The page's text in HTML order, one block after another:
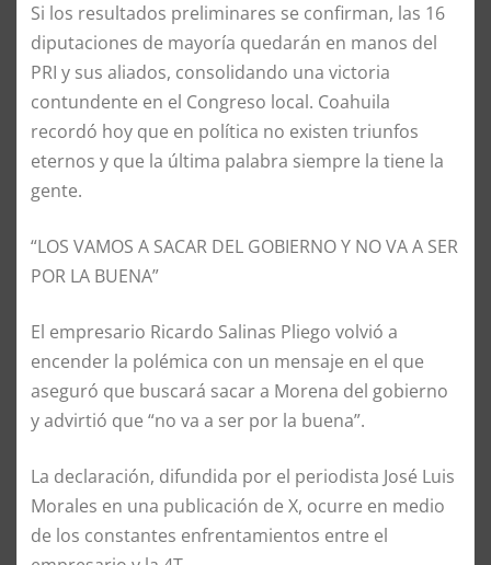
Si los resultados preliminares se confirman, las 16
diputaciones de mayoría quedarán en manos del
PRI y sus aliados, consolidando una victoria
contundente en el Congreso local. Coahuila
recordó hoy que en política no existen triunfos
eternos y que la última palabra siempre la tiene la
gente.
“LOS VAMOS A SACAR DEL GOBIERNO Y NO VA A SER
POR LA BUENA”
El empresario Ricardo Salinas Pliego volvió a
encender la polémica con un mensaje en el que
aseguró que buscará sacar a Morena del gobierno
y advirtió que “no va a ser por la buena”.
La declaración, difundida por el periodista José Luis
Morales en una publicación de X, ocurre en medio
de los constantes enfrentamientos entre el